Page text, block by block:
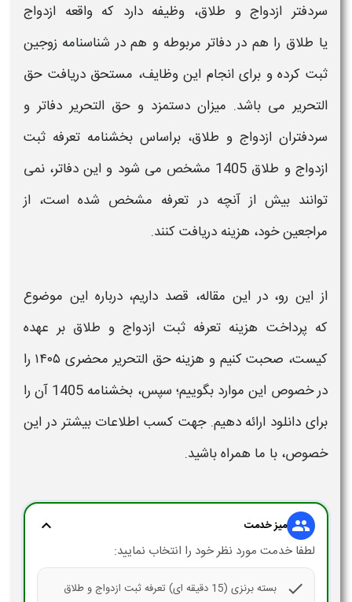
سردفتر ازدواج و طلاق، وظیفه دارد که واقعه ازدواج
یا طلاق را هم در دفاتر مربوطه و هم در شناسنامه زوجین
ثبت کرده و برای انجام این وظایف، مستحق دریافت حق
التحریر می باشد. میزان دستمزد و حق التحریر دفاتر و
سردفتران ازدواج و طلاق، براساس بخشنامه تعرفه ثبت
ازدواج و طلاق 1405
مشخص می شود و این دفاتر، نمی
توانند بیش از آنچه در تعرفه مشخص شده است، از
مراجعین خود، هزینه دریافت کنند.
از این رو، در این مقاله، قصد داریم، درباره این موضوع
که پرداخت هزینه تعرفه ثبت ازدواج و طلاق بر عهده
کیست، صحبت کنیم و هزینه حق التحریر محضری ۱۴۰۵
را
در خصوص این موارد بگوییم؛ سپس، بخشنامه 1405 آن را
برای دانلود ارائه دهیم. جهت کسب اطلاعات بیشتر در این
خصوص، با ما همراه باشید.
group میز خدمت expand_more
لطفا خدمت مورد نظر خود را انتخاب نمایید:
check بسته برنزی (15 دقیقه ای) تعرفه ثبت ازدواج و طلاق